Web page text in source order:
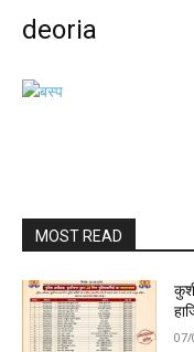
deoria
MOST READ